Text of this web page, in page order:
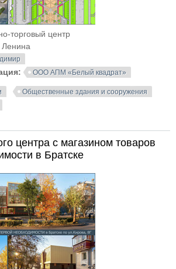
торговый центр
Ленина
ООО АПМ «Белый квадрат»
Общественные здания и сооружения
центра с магазином товаров
в Братске